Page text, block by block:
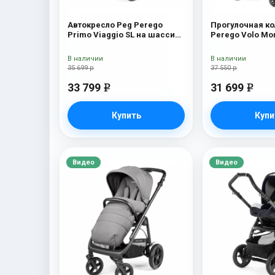
Автокресло Peg Perego
Primo Viaggio SL на шасси
White/Black) Bloom Scuba
35 699 р
33 799 e
Купить
В наличии
Прогулочная
Perego Volo
37 550 р
31 699 e
В наличии
Видео Видео